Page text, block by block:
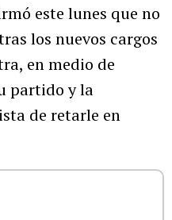
este lunes que no
los nuevos cargos
en medio de
partido y la
de retarle en